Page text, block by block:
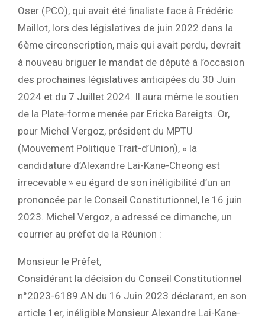
Oser (PCO), qui avait été finaliste face à Frédéric
Maillot, lors des législatives de juin 2022 dans la
6ème circonscription, mais qui avait perdu, devrait
à nouveau briguer le mandat de député à l’occasion
des prochaines législatives anticipées du 30 Juin
2024 et du 7 Juillet 2024. Il aura même le soutien
de la Plate-forme menée par Ericka Bareigts. Or,
pour Michel Vergoz, président du MPTU
(Mouvement Politique Trait-d’Union), « la
candidature d’Alexandre Lai-Kane-Cheong est
irrecevable » eu égard de son inéligibilité d’un an
prononcée par le Conseil Constitutionnel, le 16 juin
2023. Michel Vergoz, a adressé ce dimanche, un
courrier au préfet de la Réunion :
Monsieur le Préfet,
Considérant la décision du Conseil Constitutionnel
n°2023-6189 AN du 16 Juin 2023 déclarant, en son
article 1er, inéligible Monsieur Alexandre Lai-Kane-